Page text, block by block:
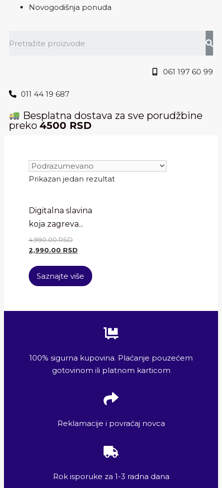
Novogodišnja ponuda
061 197 60 99
011 44 19 687
Besplatna dostava za sve porudžbine
preko 4500 RSD
Prikazan jedan rezultat
Digitalna slavina
koja zagreva...
4,990.00RSD
2,990.00 RSD
Saznajte više
100% sigurna kupovina. Plaćanje pouzećem
gotovinom ili platnom karticom
Reklamacije i povraćaj novca
Rok isporuke za 1-3 radna dana